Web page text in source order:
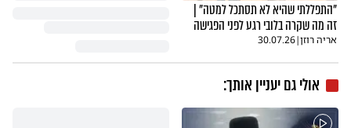
"התפללתי שהיא לא תסתכל למטה" |
זה מה שקרה בלובי רגע לפני הפגישה
אריה רוזן|
30.07.26
אולי גם יעניין אותך: